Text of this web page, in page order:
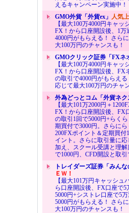
えるキャンペーン実施中！
GMO外貨「外貨ex」 人気
【最大100万4000円キャッ
FX！から口座開設後、1万
4000円がもらえる！ さら
大100万円のチャンスも！
GMOクリック証券「FXネ
【最大100万4000円キャッ
FX！から口座開設後、FX
の取引で4000円がもらえ
応じて最大100万円のチャ
外為どっとコム「外貨ネク
【最大101万2000円＋
FX！から口座開設後、FX
の取引1回で5000円+らく
期買付で3000円。さらに
200FXポイント＆定期買付
イント。さらに取引量に
加え、スクール受講と理
で1000円、CFD開設と取引
トレイダーズ証券「みんな
ＥＷ！
【最大101万円キャッシュ
ら口座開設後、FX口座で
5000円+シストレ口座で5
5000円がもらえる！ さら
大100万円のチャンスも！